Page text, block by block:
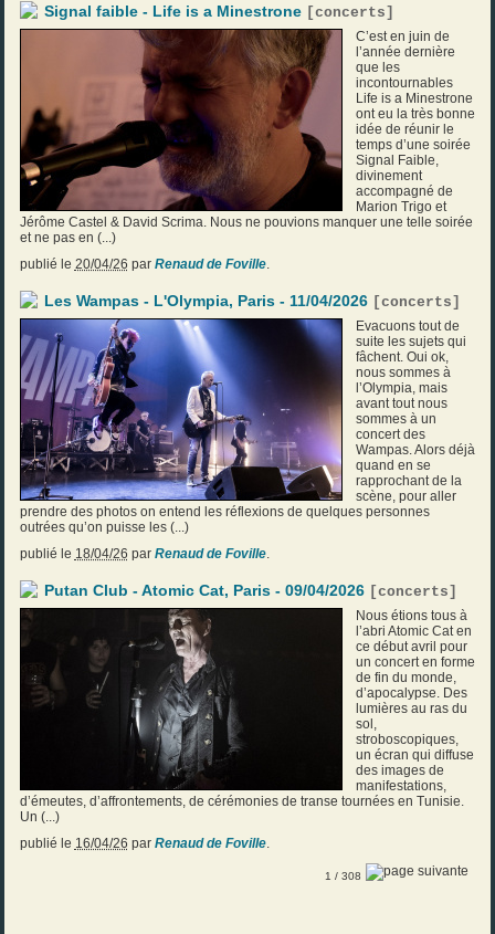
Signal faible - Life is a Minestrone [concerts ]
C’est en juin de
l’année dernière
que les
incontournables
Life is a Minestrone
ont eu la très bonne
idée de réunir le
temps d’une soirée
Signal Faible,
divinement
accompagné de
Marion Trigo et
Jérôme Castel & David Scrima. Nous ne pouvions manquer une telle soirée
et ne pas en (...)
publié le 20/04/26 par Renaud de Foville.
Les Wampas - L'Olympia, Paris - 11/04/2026 [concerts ]
Evacuons tout de
suite les sujets qui
fâchent. Oui ok,
nous sommes à
l’Olympia, mais
avant tout nous
sommes à un
concert des
Wampas. Alors déjà
quand en se
rapprochant de la
scène, pour aller
prendre des photos on entend les réflexions de quelques personnes
outrées qu’on puisse les (...)
publié le 18/04/26 par Renaud de Foville.
Putan Club - Atomic Cat, Paris - 09/04/2026 [concerts ]
Nous étions tous à
l’abri Atomic Cat en
ce début avril pour
un concert en forme
de fin du monde,
d’apocalypse. Des
lumières au ras du
sol,
stroboscopiques,
un écran qui diffuse
des images de
manifestations,
d’émeutes, d’affrontements, de cérémonies de transe tournées en Tunisie.
Un (...)
publié le 16/04/26 par Renaud de Foville.
1 / 308